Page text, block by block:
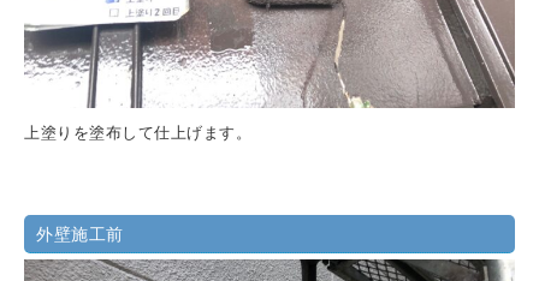
上塗りを塗布して仕上げます。
外壁施工前